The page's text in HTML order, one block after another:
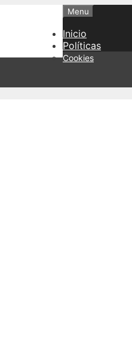
Menu
Inicio
Políticas
Cookies